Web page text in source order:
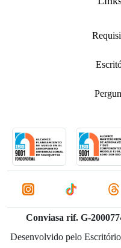
Conviasa rif. G-
Desenvolvido pelo